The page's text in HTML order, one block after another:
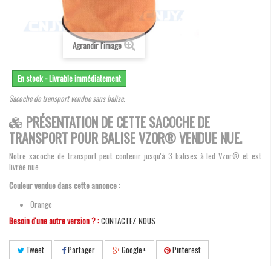
Agrandir l'image
En stock - Livrable immédiatement
Sacoche de transport vendue sans balise.
PRÉSENTATION DE CETTE SACOCHE DE
TRANSPORT POUR BALISE VZOR® VENDUE NUE.
Notre sacoche de transport peut contenir jusqu'à 3 balises à led Vzor® et est
livrée nue
Couleur vendue dans cette annonce :
Orange
Besoin d'une autre version ? :CONTACTEZ NOUS
Tweet Partager Google+ Pinterest